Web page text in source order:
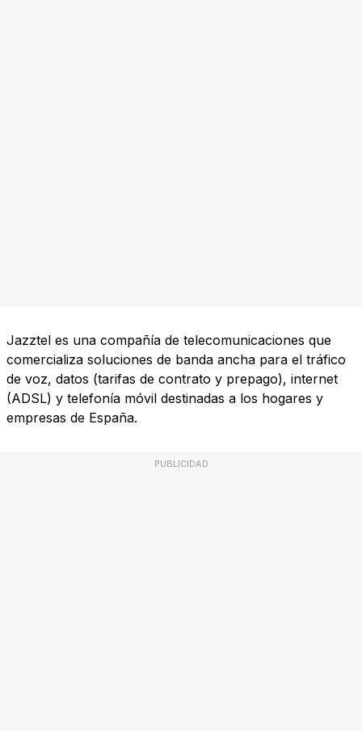
Jazztel es una compañía de telecomunicaciones que
comercializa soluciones de banda ancha para el tráfico
de voz, datos (tarifas de contrato y prepago), internet
(ADSL) y telefonía móvil destinadas a los hogares y
empresas de España.
PUBLICIDAD